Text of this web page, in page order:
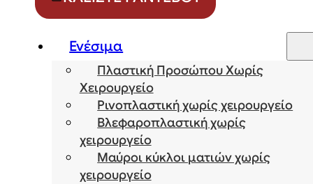
Ενέσιμα
Πλαστική Προσώπου Χωρίς
Χειρουργείο
Ρινοπλαστική χωρίς χειρουργείο
Βλεφαροπλαστική χωρίς
χειρουργείο
Μαύροι κύκλοι ματιών χωρίς
χειρουργείο